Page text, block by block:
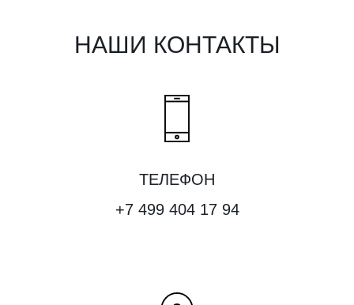
НАШИ КОНТАКТЫ
ТЕЛЕФОН
+7 499 404 17 94